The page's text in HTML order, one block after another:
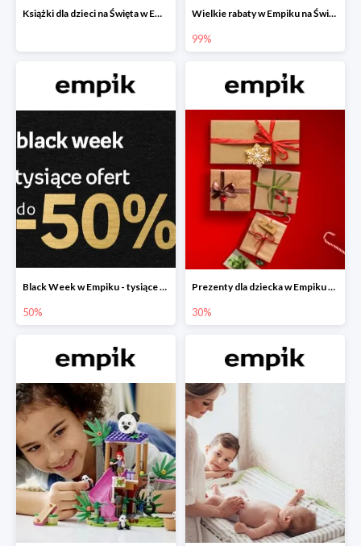
Książki dla dzieci na Święta w Empiku do -40% Wielkie rabaty w Empiku na Święta - piąty produkt -99%
99%
Black Week w Empiku - tysiące produktów do -50%
50%
Prezenty dla dziecka w Empiku do -30%
30%